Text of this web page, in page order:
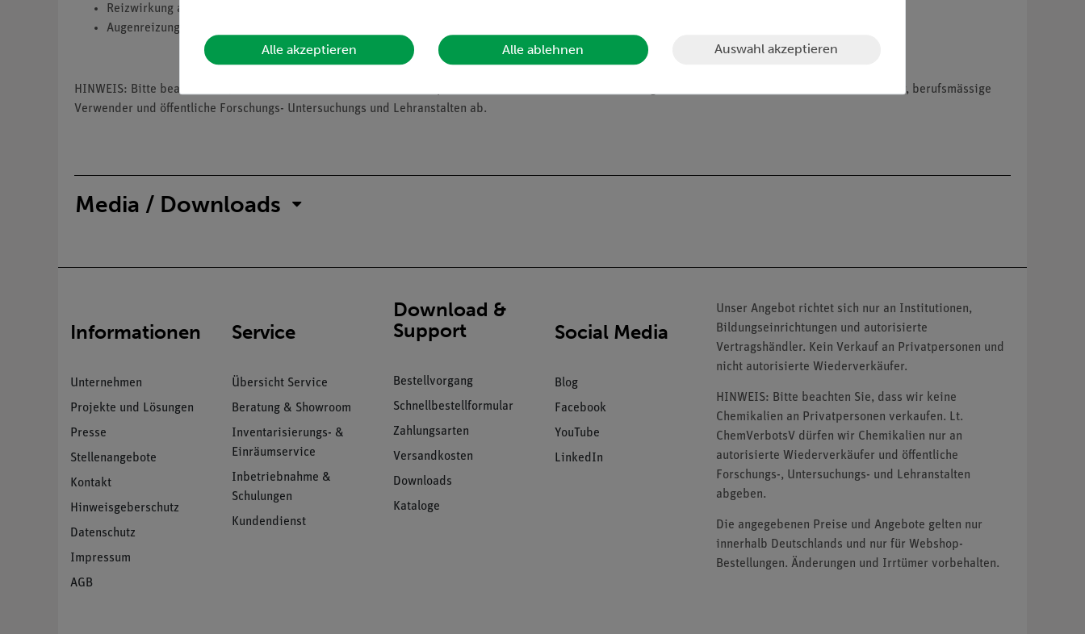
Reizwirkung auf die Haut, Kategorie 2, H315
Augenreizung, Kategorie 2, H319
HINWEIS: Bitte beachten sie, dass wir keine Chemikalien an Privatpersonen verkaufen. Lt. ChemVerbotsV geben wir Chemikalien nur an Wiederverkäufer, berufsmässige
Verwender und öffentliche Forschungs- Untersuchungs und Lehranstalten ab.
Media / Downloads
Informationen
Unternehmen
Projekte und Lösungen
Presse
Stellenangebote
Kontakt
Hinweisgeberschutz
Datenschutz
Impressum
AGB
Service
Übersicht Service
Beratung & Showroom
Inventarisierungs- &
Einräumservice
Inbetriebnahme &
Schulungen
Kundendienst
Download &
Support
Bestellvorgang
Schnellbestellformular
Zahlungsarten
Versandkosten
Downloads
Kataloge
Social Media
Blog
Facebook
YouTube
LinkedIn
Unser Angebot richtet sich nur an Institutionen,
Bildungseinrichtungen und autorisierte
Vertragshändler. Kein Verkauf an Privatpersonen und
nicht autorisierte Wiederverkäufer.
HINWEIS: Bitte beachten Sie, dass wir keine
Chemikalien an Privatpersonen verkaufen. Lt.
ChemVerbotsV dürfen wir Chemikalien nur an
autorisierte Wiederverkäufer und öffentliche
Forschungs-, Untersuchungs- und Lehranstalten
abgeben.
Die angegebenen Preise und Angebote gelten nur
innerhalb Deutschlands und nur für Webshop-
Bestellungen. Änderungen und Irrtümer vorbehalten.
Alle akzeptieren Alle ablehnen Auswahl akzeptieren